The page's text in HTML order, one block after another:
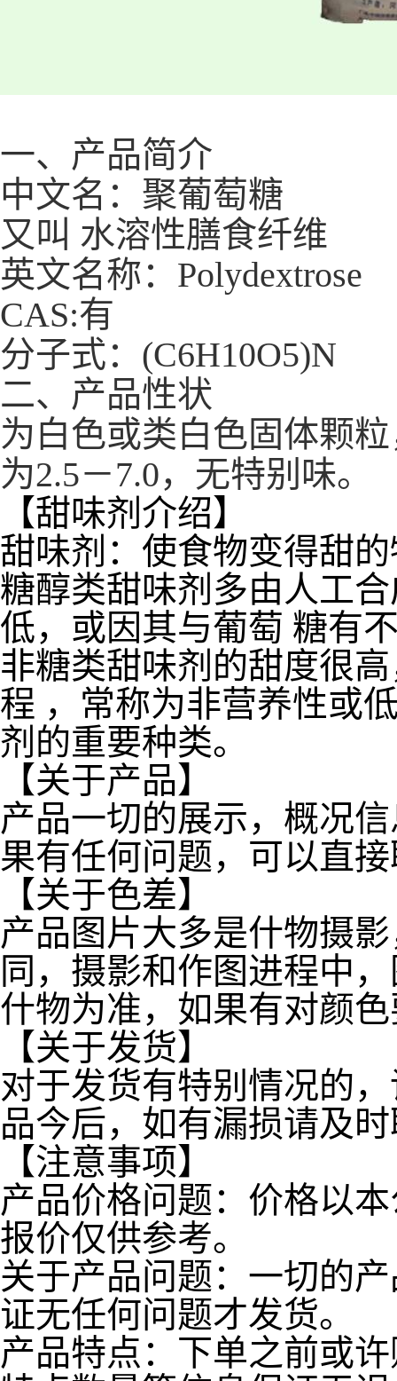
一、产品简介
中文名：聚葡萄糖
又叫 水溶性膳食纤维
英文名称：Polydextrose
CAS:有
分子式：(C6H10O5)N
二、产品性状
为白色或类白色固体颗
为2.5－7.0，无特别味。
【甜味剂介绍】
甜味剂：使食物变得甜
糖醇类甜味剂多由人工
低，或因其与葡萄 糖有
非糖类甜味剂的甜度很
程 ，常称为非营养性或
剂的重要种类。
【关于产品】
产品一切的展示，概况
果有任何问题，可以直
【关于色差】
产品图片大多是什物摄
同，摄影和作图进程中
什物为准，如果有对颜
【关于发货】
对于发货有特别情况的
品今后，如有漏损请及
【注意事项】
产品价格问题：价格以
报价仅供参考。
关于产品问题：一切的
证无任何问题才发货。
产品特点：下单之前或